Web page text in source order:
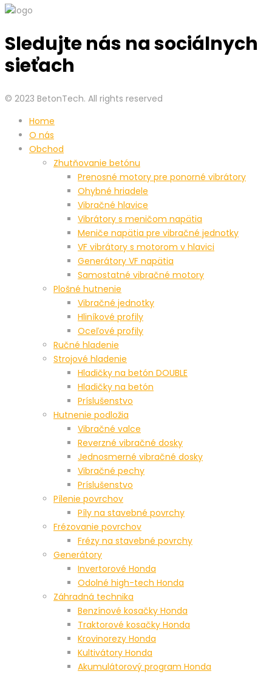
Sledujte nás na sociálnych
sieťach
© 2023 BetonTech. All rights reserved
Home
O nás
Obchod
Zhutňovanie betónu
Prenosné motory pre ponorné vibrátory
Ohybné hriadele
Vibračné hlavice
Vibrátory s meničom napätia
Meniče napätia pre vibračné jednotky
VF vibrátory s motorom v hlavici
Generátory VF napätia
Samostatné vibračné motory
Plošné hutnenie
Vibračné jednotky
Hliníkové profily
Oceľové profily
Ručné hladenie
Strojové hladenie
Hladičky na betón DOUBLE
Hladičky na betón
Príslušenstvo
Hutnenie podložia
Vibračné valce
Reverzné vibračné dosky
Jednosmerné vibračné dosky
Vibračné pechy
Príslušenstvo
Pílenie povrchov
Píly na stavebné povrchy
Frézovanie povrchov
Frézy na stavebné povrchy
Generátory
Invertorové Honda
Odolné high-tech Honda
Záhradná technika
Benzínové kosačky Honda
Traktorové kosačky Honda
Krovinorezy Honda
Kultivátory Honda
Akumulátorový program Honda